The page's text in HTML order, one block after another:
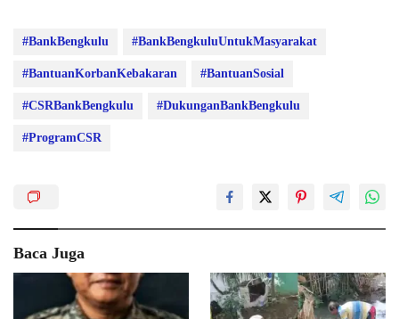
#BankBengkulu #BankBengkuluUntukMasyarakat
#BantuanKorbanKebakaran #BantuanSosial
#CSRBankBengkulu #DukunganBankBengkulu
#ProgramCSR
Baca Juga